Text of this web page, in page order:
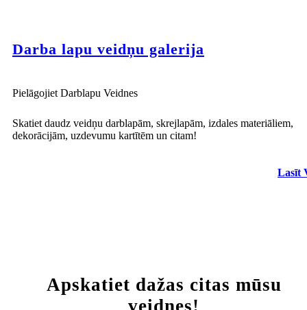
Darba lapu veidņu galerija
Pielāgojiet Darblapu Veidnes
Skatiet daudz veidņu darblapām, skrejlapām, izdales materiāliem,
dekorācijām, uzdevumu kartītēm un citam!
Lasīt
Apskatiet dažas citas mūsu